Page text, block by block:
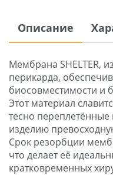
Описание
Мембрана SHELTER,
перикарда,
биосовместимости и
Этот материал
тесно
изделию
Срок резорбции
что делает её
кратковременных